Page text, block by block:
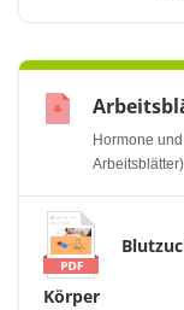
Hormone
Arbeitsblätter)
Körper